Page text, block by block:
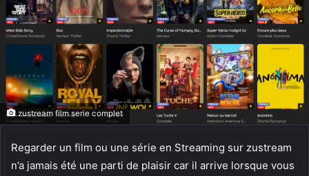
zustream film serie complet
Regarder un film ou une série en Streaming sur zustream
n’a jamais été une parti de plaisir car il arrive lorsque vous